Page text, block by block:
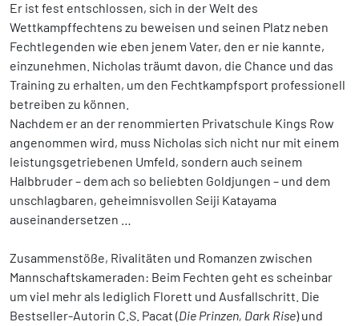
Er ist fest entschlossen, sich in der Welt des
Wettkampffechtens zu beweisen und seinen Platz neben
Fechtlegenden wie eben jenem Vater, den er nie kannte,
einzunehmen. Nicholas träumt davon, die Chance und das
Training zu erhalten, um den Fechtkampfsport professionell
betreiben zu können.
Nachdem er an der renommierten Privatschule Kings Row
angenommen wird, muss Nicholas sich nicht nur mit einem
leistungsgetriebenen Umfeld, sondern auch seinem
Halbbruder – dem ach so beliebten Goldjungen – und dem
unschlagbaren, geheimnisvollen Seiji Katayama
auseinandersetzen …
Zusammenstöße, Rivalitäten und Romanzen zwischen
Mannschaftskameraden: Beim Fechten geht es scheinbar
um viel mehr als lediglich Florett und Ausfallschritt. Die
Bestseller-Autorin C.S. Pacat (Die Prinzen, Dark Rise) und